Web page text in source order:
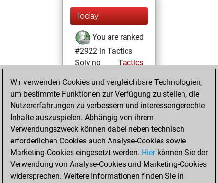
Today
You are ranked
#2922 in Tactics
Solving
Tactics
Dienstag, August
4, 2026
You totalled
526 tactics positions
Tactics
You
solved 297 tactics
positions
Wir verwenden Cookies und vergleichbare Technologien,
um bestimmte Funktionen zur Verfügung zu stellen, die
Nutzererfahrungen zu verbessern und interessengerechte
Inhalte auszuspielen. Abhängig von ihrem
Verwendungszweck können dabei neben technisch
erforderlichen Cookies auch Analyse-Cookies sowie
Marketing-Cookies eingesetzt werden. Hierkönnen Sie der
Verwendung von Analyse-Cookies und Marketing-Cookies
widersprechen. Weitere Informationen finden Sie in